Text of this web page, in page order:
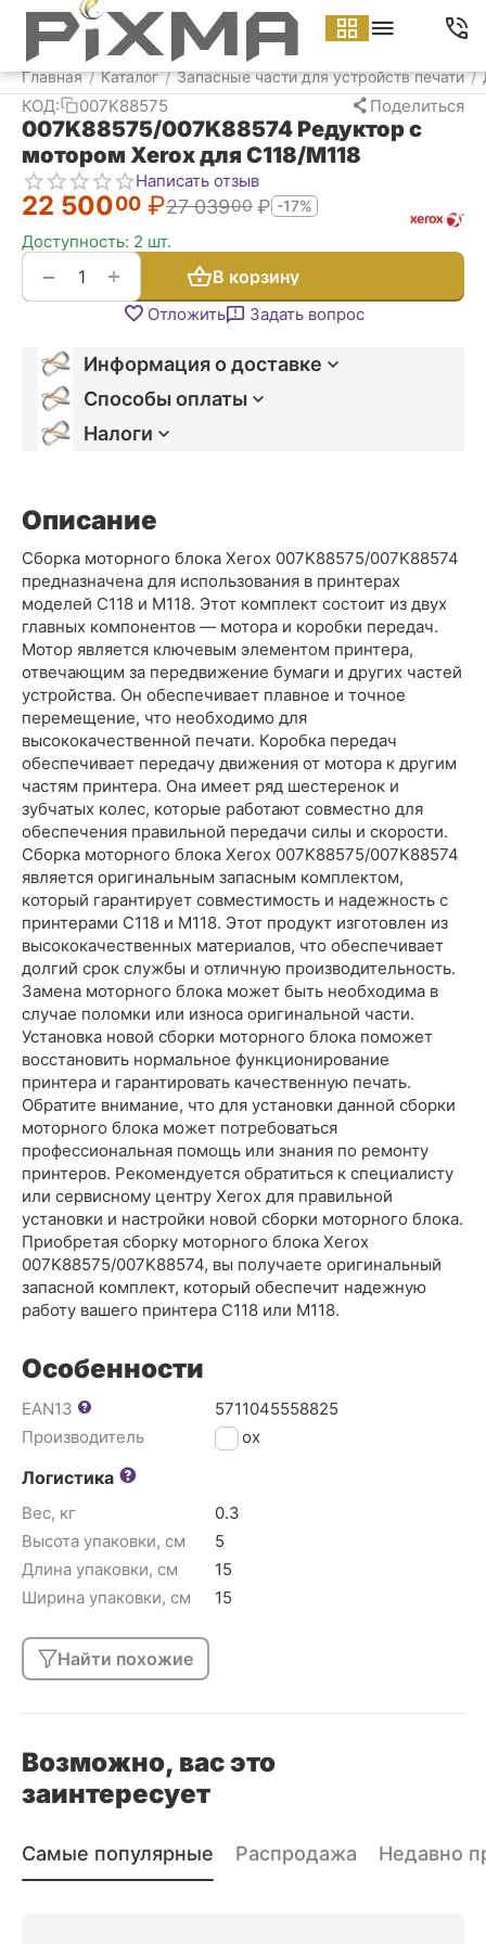
Главная / Каталог / Запасные части для устройств печати /
КОД: 007K88575 Поделиться
007K88575/007K88574 Редуктор с
мотором Xerox для C118/M118
Написать отзыв
22 50000 ₽27 03900 ₽ -17%
Доступность: 2 шт.
+
− В корзину
Отложить Задать вопрос
Информация о доставке
Способы оплаты
Налоги
Описание
Сборка моторного блока Xerox 007K88575/007K88574
предназначена для использования в принтерах
моделей C118 и M118. Этот комплект состоит из двух
главных компонентов — мотора и коробки передач.
Мотор является ключевым элементом принтера,
отвечающим за передвижение бумаги и других частей
устройства. Он обеспечивает плавное и точное
перемещение, что необходимо для
высококачественной печати. Коробка передач
обеспечивает передачу движения от мотора к другим
частям принтера. Она имеет ряд шестеренок и
зубчатых колес, которые работают совместно для
обеспечения правильной передачи силы и скорости.
Сборка моторного блока Xerox 007K88575/007K88574
является оригинальным запасным комплектом,
который гарантирует совместимость и надежность с
принтерами C118 и M118. Этот продукт изготовлен из
высококачественных материалов, что обеспечивает
долгий срок службы и отличную производительность.
Замена моторного блока может быть необходима в
случае поломки или износа оригинальной части.
Установка новой сборки моторного блока поможет
восстановить нормальное функционирование
принтера и гарантировать качественную печать.
Обратите внимание, что для установки данной сборки
моторного блока может потребоваться
профессиональная помощь или знания по ремонту
принтеров. Рекомендуется обратиться к специалисту
или сервисному центру Xerox для правильной
установки и настройки новой сборки моторного блока.
Приобретая сборку моторного блока Xerox
007K88575/007K88574, вы получаете оригинальный
запасной комплект, который обеспечит надежную
работу вашего принтера C118 или M118.
Особенности
EAN13
5711045558825
Производитель
Xerox
Логистика
Вес, кг
0.3
Высота упаковки, см
5
Длина упаковки, см
15
Ширина упаковки, см
15
Найти похожие
Возможно, вас это
заинтересует
Самые популярные Распродажа Недавно
Меню Найти Корзина Аккаунт